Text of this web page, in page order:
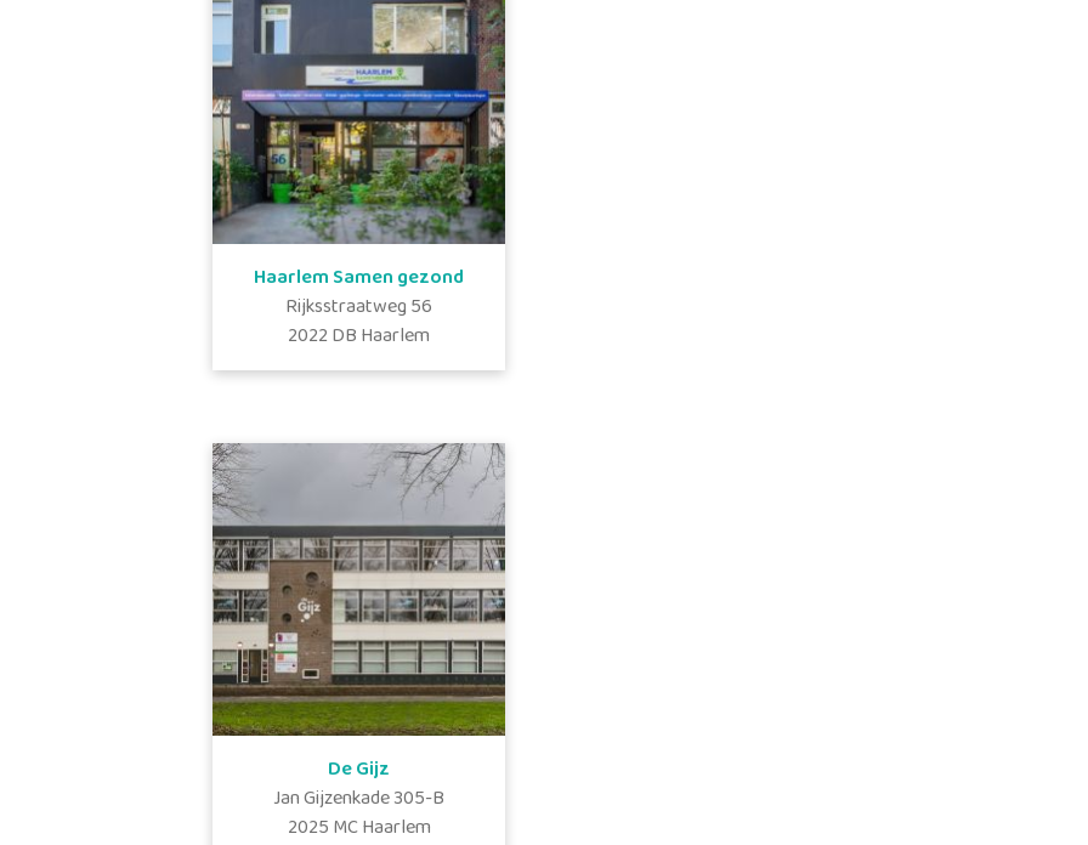
Haarlem Samen gezond
Rijksstraatweg 56
2022 DB Haarlem
De Gijz
Jan Gijzenkade305-B
2025 MCHaarlem